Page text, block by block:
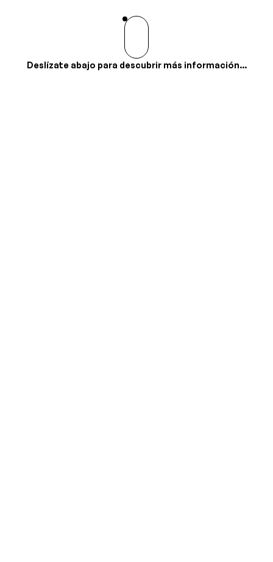
Deslízate abajo para descubrir más información...